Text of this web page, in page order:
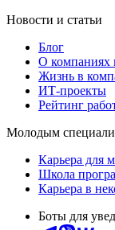
Новости и статьи
Блог
О компаниях
Жизнь в
ИТ-проекты
Рейтинг
Молодым
Карьера для
Школа
Карьера в
Боты для